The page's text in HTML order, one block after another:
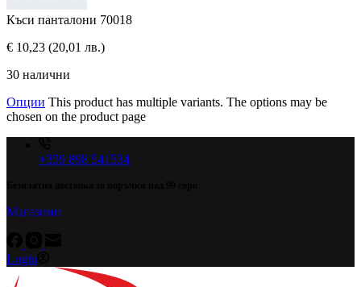
Къси панталони 70018
€ 10,23 (20,01 лв.)
30 налични
Опции This product has multiple variants. The options may be
chosen on the product page
+359 898 541534
Магазини
Login